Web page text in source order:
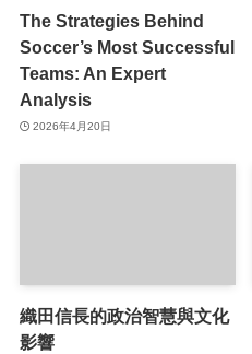
The Strategies Behind
Soccer’s Most Successful
Teams: An Expert
Analysis
2026年4月20日
織田信長的政治智慧與文化
影響